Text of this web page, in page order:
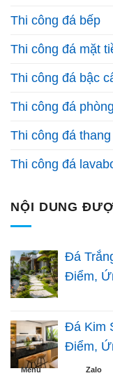
Thi công đá bếp
Thi công đá mặt
Thi công đá bậc
Thi công đá
Thi công đá
Thi công đá
NỘI DUNG
Đá
Điểm,
Đá Kim
Điểm,
Chọn
Menu Zalo